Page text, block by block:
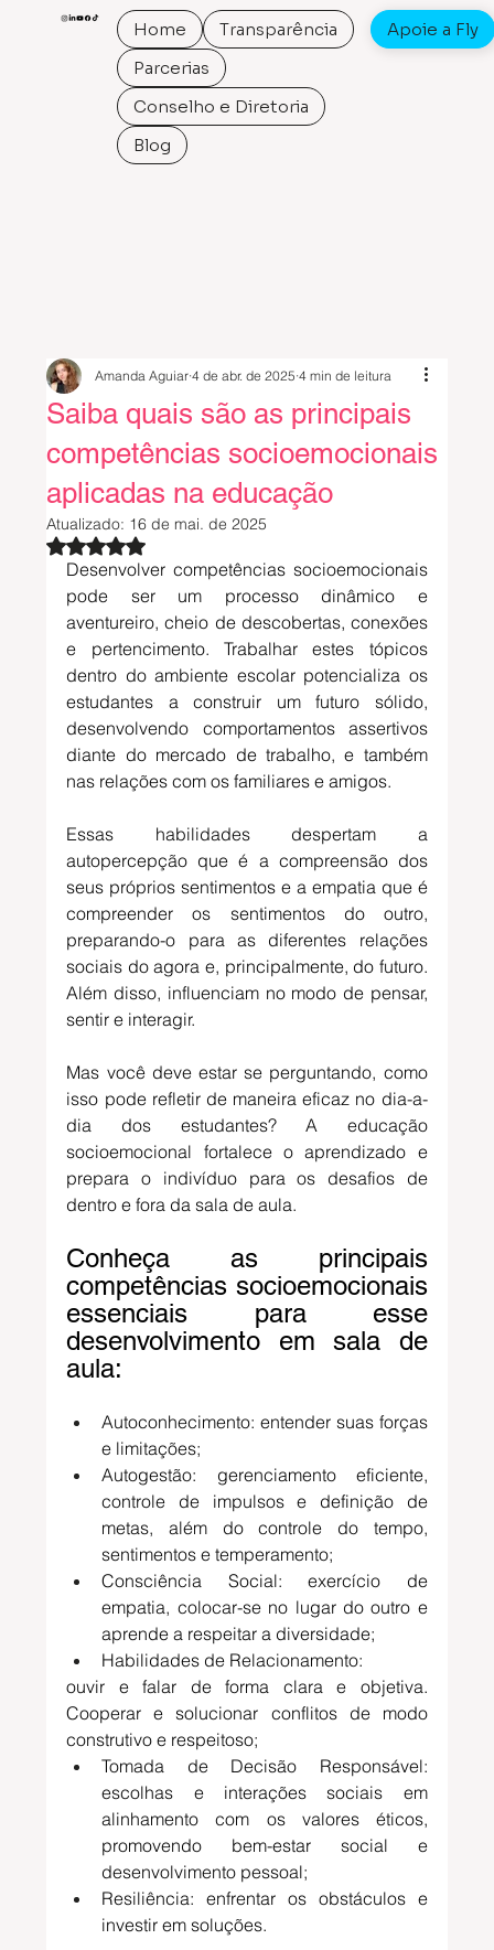
Home
Transparência
Parcerias
Conselho e Diretoria
Blog
Apoie a Fly
Saiba quais são as principais
competências socioemocionais
aplicadas na educação
Amanda Aguiar 4 de abr. de 2025 4 min de leitura
Atualizado: 16 de mai. de 2025
Avaliado com NaN de 5 estrelas.
Desenvolver competências socioemocionais
pode ser um processo dinâmico e
aventureiro, cheio de descobertas, conexões
e pertencimento. Trabalhar estes tópicos
dentro do ambiente escolar potencializa os
estudantes a construir um futuro sólido,
desenvolvendo comportamentos assertivos
diante do mercado de trabalho, e também
nas relações com os familiares e amigos.
Essas habilidades despertam a
autopercepção que é a compreensão dos
seus próprios sentimentos e a empatia que é
compreender os sentimentos do outro,
preparando-o para as diferentes relações
sociais do agora e, principalmente, do futuro.
Além disso, influenciam no modo de pensar,
sentir e interagir.
Mas você deve estar se perguntando, como
isso pode refletir de maneira eficaz no dia-a-
dia dos estudantes? A educação
socioemocional fortalece o aprendizado e
prepara o indivíduo para os desafios de
dentro e fora da sala de aula.
Conheça as principais
competências socioemocionais
essenciais para esse
desenvolvimento em sala de
aula:
Autoconhecimento: entender suas forças
e limitações;
Autogestão: gerenciamento eficiente,
controle de impulsos e definição de
metas, além do controle do tempo,
sentimentos e temperamento;
Consciência Social: exercício de
empatia, colocar-se no lugar do outro e
aprende a respeitar a diversidade;
Habilidades de Relacionamento:
ouvir e falar de forma clara e objetiva.
Cooperar e solucionar conflitos de modo
construtivo e respeitoso;
Tomada de Decisão Responsável:
escolhas e interações sociais em
alinhamento com os valores éticos,
promovendo bem-estar social e
desenvolvimento pessoal;
Resiliência: enfrentar os obstáculos e
investir em soluções.